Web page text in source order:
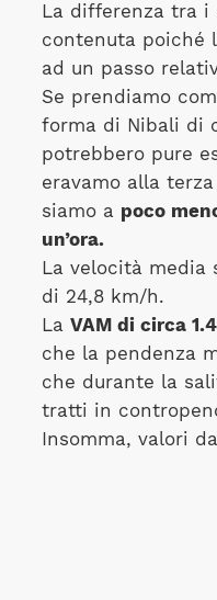
La differenza tra i
contenuta poiché
ad un passo
Se prendiamo
forma di Nibali di
potrebbero pure
eravamo alla
siamo a poco
un’ora.
La velocità
di 24,8 km/h.
La VAM di circa
che la pendenza
che durante la
tratti in
Insomma, valori da